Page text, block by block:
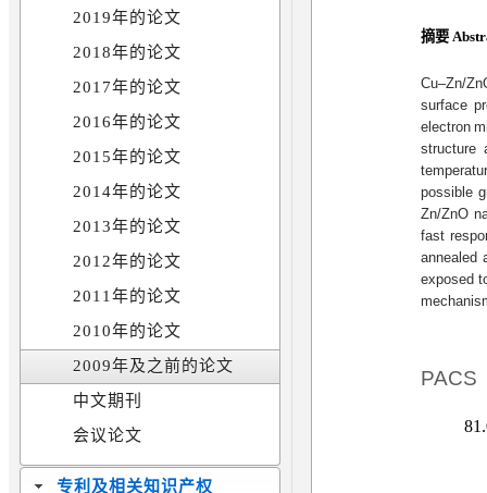
2019年的论文
2018年的论文
2017年的论文
2016年的论文
2015年的论文
2014年的论文
2013年的论文
2012年的论文
2011年的论文
2010年的论文
2009年及之前的论文
中文期刊
会议论文
专利及相关知识产权
摘要
Cu–Zn/
surface
electron
structure
possible
Zn/ZnO
fast
annealed
exposed
PACS